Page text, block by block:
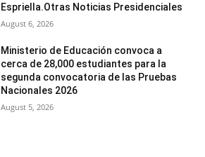
Espriella.Otras Noticias Presidenciales
August 6, 2026
Ministerio de Educación convoca a
cerca de 28,000 estudiantes para la
segunda convocatoria de las Pruebas
Nacionales 2026
August 5, 2026